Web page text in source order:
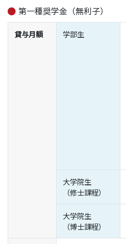
第一種奨学金（無利子）
貸与月額 学部生
大学院生
（修士課程）
大学院生
（博士課程）